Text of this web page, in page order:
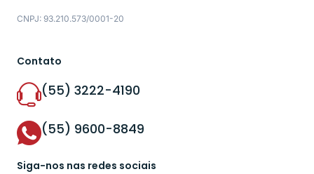
CNPJ: 93.210.573/0001-20
Contato
(55) 3222-4190
(55) 9600-8849
Siga-nos nas redes sociais